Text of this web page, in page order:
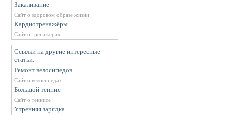
Закаливание
Сайт о здоровом образе жизни
Кардиотренажёры
Сайт о тренажёрах
Ссылки на другие интересные
статьи:
Ремонт велосипедов
Сайт о велосипедах
Большой теннис
Сайт о теннисе
Утренняя зарядка